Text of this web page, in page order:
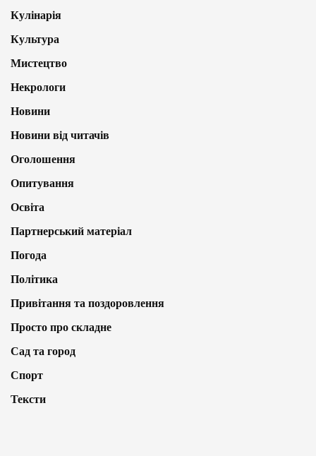
Кулінарія
Культура
Мистецтво
Некрологи
Новини
Новини від читачів
Оголошення
Опитування
Освіта
Партнерський матеріал
Погода
Політика
Привітання та поздоровлення
Просто про складне
Сад та город
Спорт
Тексти